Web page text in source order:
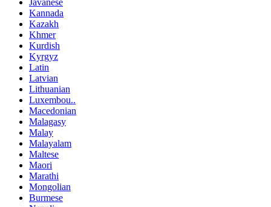
Javanese
Kannada
Kazakh
Khmer
Kurdish
Kyrgyz
Latin
Latvian
Lithuanian
Luxembou..
Macedonian
Malagasy
Malay
Malayalam
Maltese
Maori
Marathi
Mongolian
Burmese